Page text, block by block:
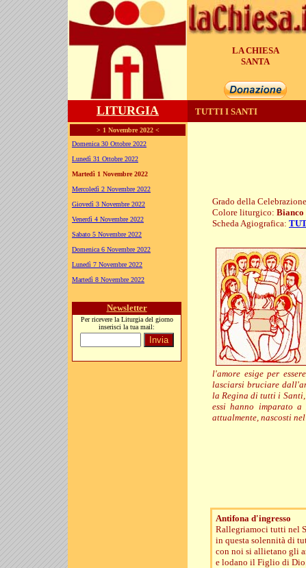
LA CHIESA
GENERA
LITURGIA
> 1 Novembre 2022 <
Domenica 30 Ottobre 2022
Lunedì 31 Ottobre 2022
Martedì 1 Novembre 2022
Mercoledì 2 Novembre 2022
Giovedì 3 Novembre 2022
Venerdì 4 Novembre 2022
Sabato 5 Novembre 2022
Domenica 6 Novembre 2022
Lunedì 7 Novembre 2022
Martedì 8 Novembre 2022
Newsletter
Per ricevere la Liturgia del giorno
inserisci la tua mail:
TUTTI I SANTI
Grado della
Colore liturgico: Bianco
Scheda Agiografica:
l'amore esige per
lasciarsi bruciare
la Regina di tutti i
essi hanno imparato
attualmente, nascosti
Antifona d'ingresso
Rallegriamoci tutti nel
in questa solennità di
con noi si allietano gli
e lodano il Figlio di